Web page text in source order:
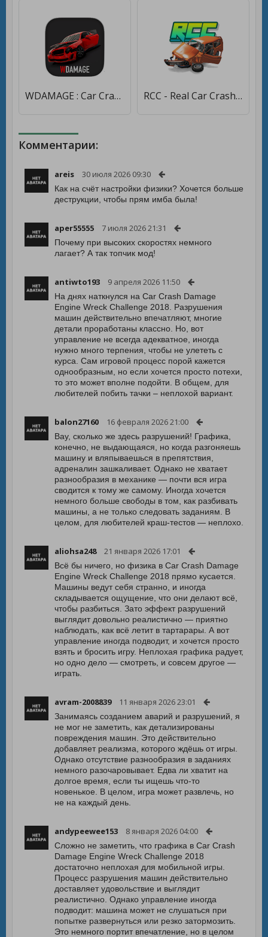
WDAMAGE : Car Crash Engine [Мод меню] RCC - Real Car Crash [Много денег]
Комментарии:
areis 30 июля 2026 09:30
Как на счёт настройки физики? Хочется больше
деструкции, чтобы прям имба была!
aper55555 7 июля 2026 21:31
Почему при высоких скоростях немного
лагает? А так топчик мод!
antiwto193 9 апреля 2026 11:50
На днях наткнулся на Car Crash Damage
Engine Wreck Challenge 2018. Разрушения
машин действительно впечатляют, многие
детали проработаны классно. Но, вот
управление не всегда адекватное, иногда
нужно много терпения, чтобы не улететь с
курса. Сам игровой процесс порой кажется
однообразным, но если хочется просто потехи,
то это может вполне подойти. В общем, для
любителей побить тачки – неплохой вариант.
balon27160 16 февраля 2026 21:00
Вау, сколько же здесь разрушений! Графика,
конечно, не выдающаяся, но когда разгоняешь
машину и вляпываешься в препятствия,
адреналин зашкаливает. Однако не хватает
разнообразия в механике — почти вся игра
сводится к тому же самому. Иногда хочется
немного больше свободы в том, как разбивать
машины, а не только следовать заданиям. В
целом, для любителей краш-тестов — неплохо.
aliohsa248 21 января 2026 17:01
Всё бы ничего, но физика в Car Crash Damage
Engine Wreck Challenge 2018 прямо кусается.
Машины ведут себя странно, и иногда
складывается ощущение, что они делают всё,
чтобы разбиться. Зато эффект разрушений
выглядит довольно реалистично — приятно
наблюдать, как всё летит в тартарары. А вот
управление иногда подводит, и хочется просто
взять и бросить игру. Неплохая графика радует,
но одно дело — смотреть, и совсем другое —
играть.
avram-2008839 11 января 2026 23:01
Занимаясь созданием аварий и разрушений, я
не мог не заметить, как детализированы
повреждения машин. Это действительно
добавляет реализма, которого ждёшь от игры.
Однако отсутствие разнообразия в заданиях
немного разочаровывает. Едва ли хватит на
долгое время, если ты ищешь что-то
новенькое. В целом, игра может развлечь, но
не на каждый день.
andypeewee153 8 января 2026 04:00
Сложно не заметить, что графика в Car Crash
Damage Engine Wreck Challenge 2018
достаточно неплохая для мобильной игры.
Процесс разрушения машин действительно
доставляет удовольствие и выглядит
реалистично. Однако управление иногда
подводит: машина может не слушаться при
попытке развернуться или резко затормозить.
Это немного портит впечатление, но в целом